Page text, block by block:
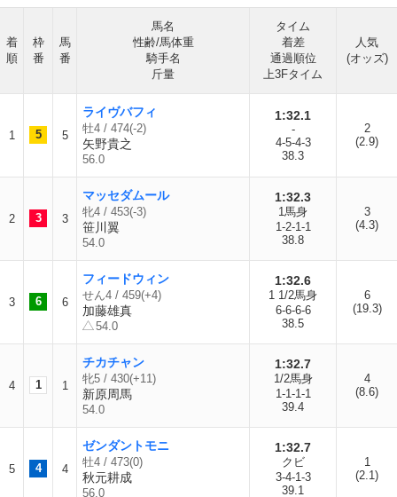
着
順
枠
番
馬
番
馬名
性齢/馬体重
騎手名
斤量
タイム
着差
通過順位
上3Fタイム
人気
(オッズ)
1 5 5
ライヴバフィ
牡4 / 474(-2)
矢野貴之
56.0
1:32.1
-
4-5-4-3
38.3
2
(2.9)
2 3 3
マッセダムール
牝4 / 453(-3)
笹川翼
54.0
1:32.3
1馬身
1-2-1-1
38.8
3
(4.3)
3 6 6
フィードウィン
せん4 / 459(+4)
加藤雄真
54.0
1:32.6
1 1/2馬身
6-6-6-6
38.5
6
(19.3)
4 1 1
チカチャン
牝5 / 430(+11)
新原周馬
54.0
1:32.7
1/2馬身
1-1-1-1
39.4
4
(8.6)
5 4 4
ゼンダントモニ
牡4 / 473(0)
秋元耕成
56.0
1:32.7
クビ
3-4-1-3
39.1
1
(2.1)